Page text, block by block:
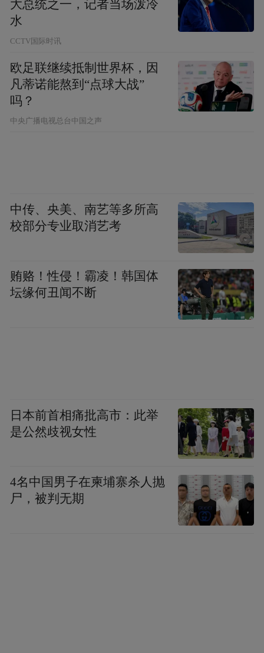
尧、陈奕恺等海峡两岸多位佛教文物鉴定专
家对“刘氏等造石佛塔”进行鉴定。安徽博物
院则向专家提供了经过多方考证的佐证材
料。经过仔细鉴定，两岸专家一致得出结
论，认为这尊“刘氏等造石佛塔”应出自蒙
城。
第一个接回了“家”。而一旦这尊佛塔“回
家”，它将成为我省近年来迎回的最具重量级
与今天留存下来的佛塔不同，这座“刘氏等造
石佛塔”身高1.01米，宽67.5厘米，全身石灰
年代久远，龛中佛像已经遗失。
区佛教非常盛行，寺庙佛塔很多，这座佛塔
应该是私人建造祈求平安。但由于我省古时
大总统之一，记者当场泼冷
水
CCTV国际时讯
欧足联继续抵制世界杯，因
凡蒂诺能熬到“点球大战”
吗？
中央广播电视总台中国之声
中传、央美、南艺等多所高
校部分专业取消艺考
贿赂！性侵！霸凌！韩国体
坛缘何丑闻不断
日本前首相痛批高市：此举
是公然歧视女性
4名中国男子在柬埔寨杀人抛
尸，被判无期